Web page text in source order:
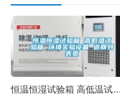
恒温恒湿试验箱 高低温试验箱 环境实验设备 返回列表页